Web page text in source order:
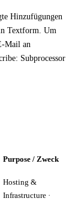
Hinzufügungen
Textform. Um
Mail an
Subprocessor
Purpose / Zweck
Hosting &
Infrastructure ·